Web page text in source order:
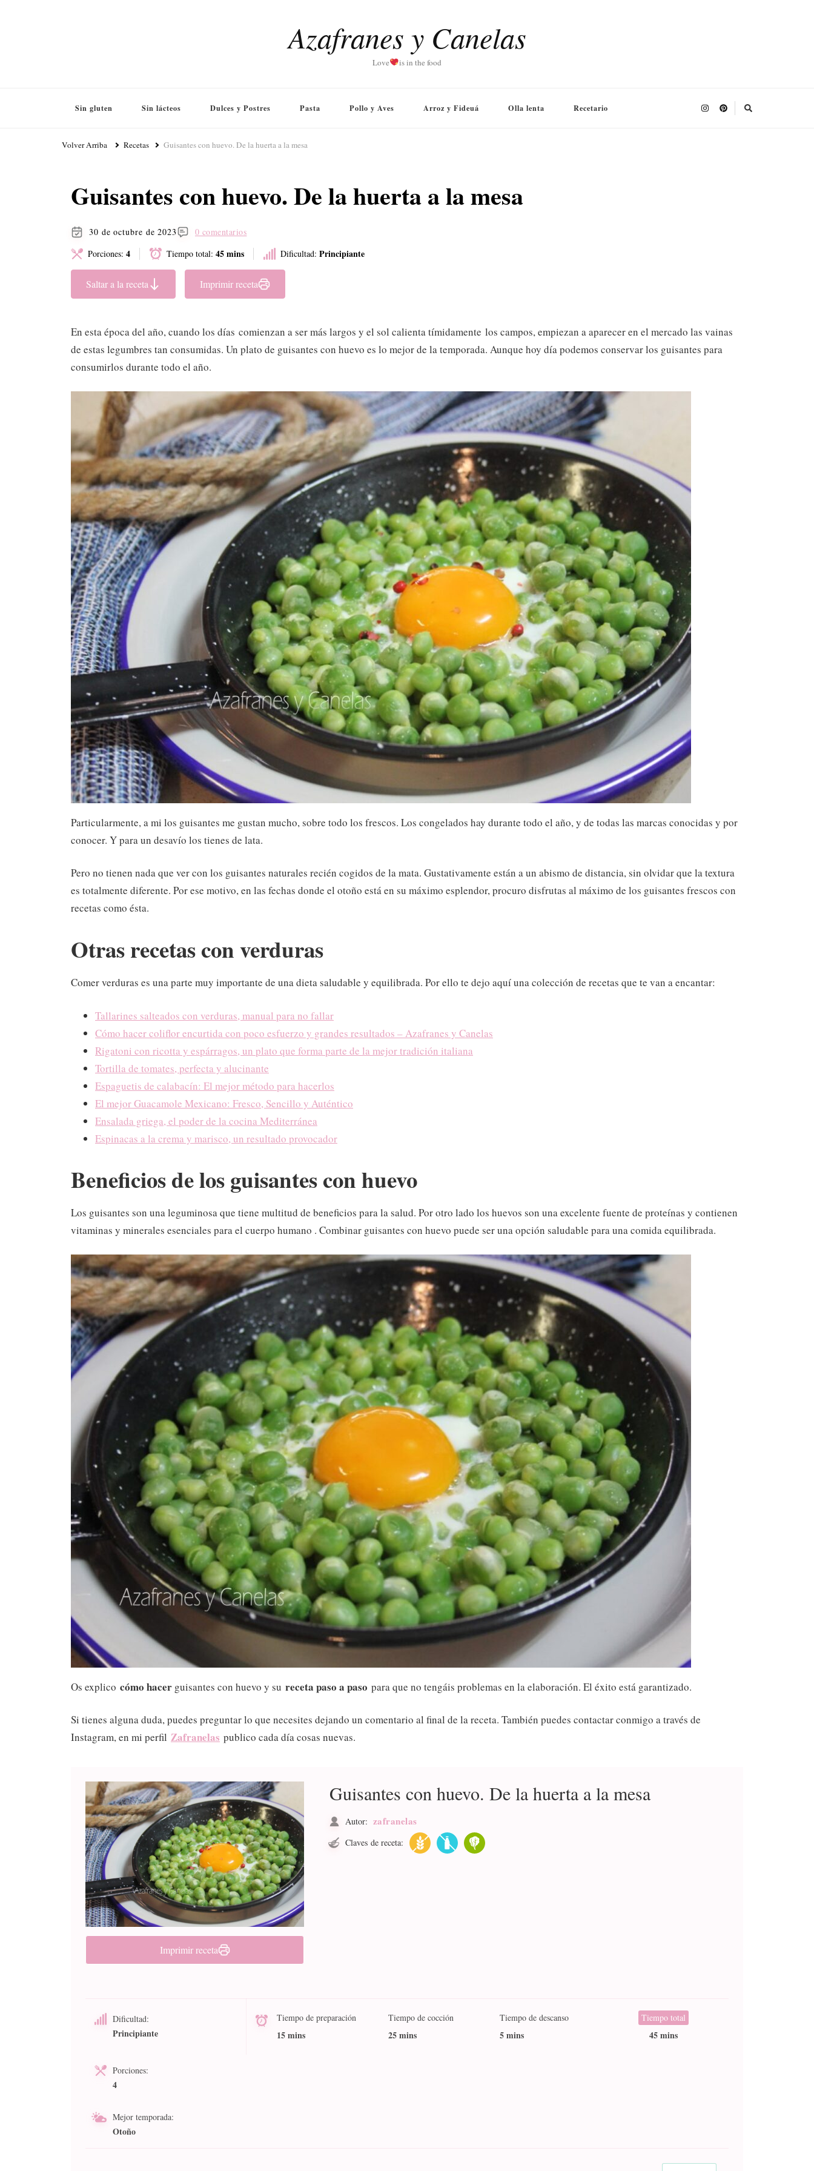
Azafranes y Canelas
Love is in the food
Sin gluten Sin lácteos Dulces y Postres Pasta Pollo y Aves Arroz y Fideuá Olla lenta Recetario
Volver Arriba Recetas Guisantes con huevo. De la huerta a la mesa
Guisantes con huevo. De la huerta a la mesa
30 de octubre de 2023
0 comentarios
Porciones: 4 Tiempo total: 45 mins Dificultad: Principiante
Saltar a la receta Imprimir receta
En esta época del año, cuando los días comienzan a ser más largos y el sol calienta tímidamente los campos, empiezan a aparecer en el mercado las vainas
de estas legumbres tan consumidas. Un plato de guisantes con huevo es lo mejor de la temporada. Aunque hoy día podemos conservar los guisantes para
consumirlos durante todo el año.
Particularmente, a mi los guisantes me gustan mucho, sobre todo los frescos. Los congelados hay durante todo el año, y de todas las marcas conocidas y por
conocer. Y para un desavío los tienes de lata.
Pero no tienen nada que ver con los guisantes naturales recién cogidos de la mata. Gustativamente están a un abismo de distancia, sin olvidar que la textura
es totalmente diferente. Por ese motivo, en las fechas donde el otoño está en su máximo esplendor, procuro disfrutas al máximo de los guisantes frescos con
recetas como ésta.
Otras recetas con verduras
Comer verduras es una parte muy importante de una dieta saludable y equilibrada. Por ello te dejo aquí una colección de recetas que te van a encantar:
Tallarines salteados con verduras, manual para no fallar
Cómo hacer coliflor encurtida con poco esfuerzo y grandes resultados – Azafranes y Canelas
Rigatoni con ricotta y espárragos, un plato que forma parte de la mejor tradición italiana
Tortilla de tomates, perfecta y alucinante
Espaguetis de calabacín: El mejor método para hacerlos
El mejor Guacamole Mexicano: Fresco, Sencillo y Auténtico
Ensalada griega, el poder de la cocina Mediterránea
Espinacas a la crema y marisco, un resultado provocador
Beneficios de los guisantes con huevo
Los guisantes son una leguminosa que tiene multitud de beneficios para la salud. Por otro lado los huevos son una excelente fuente de proteínas y contienen
vitaminas y minerales esenciales para el cuerpo humano . Combinar guisantes con huevo puede ser una opción saludable para una comida equilibrada.
Os explico cómo hacer guisantes con huevo y su receta paso a paso para que no tengáis problemas en la elaboración. El éxito está garantizado.
Si tienes alguna duda, puedes preguntar lo que necesites dejando un comentario al final de la receta. También puedes contactar conmigo a través de
Instagram, en mi perfil Zafranelas publico cada día cosas nuevas.
Imprimir receta
Guisantes con huevo. De la huerta a la mesa
Autor: zafranelas
Claves de receta:
Dificultad:
Principiante
Tiempo de preparación
15 mins
Tiempo de cocción
25 mins
Tiempo de descanso
5 mins
Tiempo total
45 mins
Porciones:
4
Mejor temporada:
Otoño